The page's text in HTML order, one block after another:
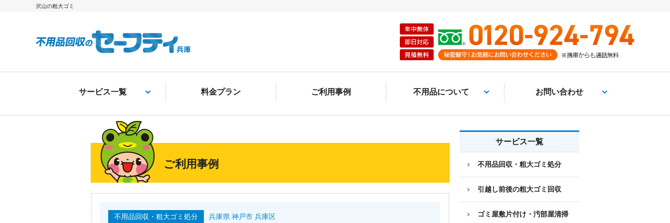
沢山の粗大ゴミ
サービス一覧 料金プラン ご利用事例 不用品について お問い合わせ
ご利用事例
不用品回収・粗大ゴミ処分 兵庫県 神戸市 兵庫区
サービス一覧
不用品回収・粗大ゴミ処分
引越し前後の粗大ゴミ回収
ゴミ屋敷片付け・汚部屋清掃